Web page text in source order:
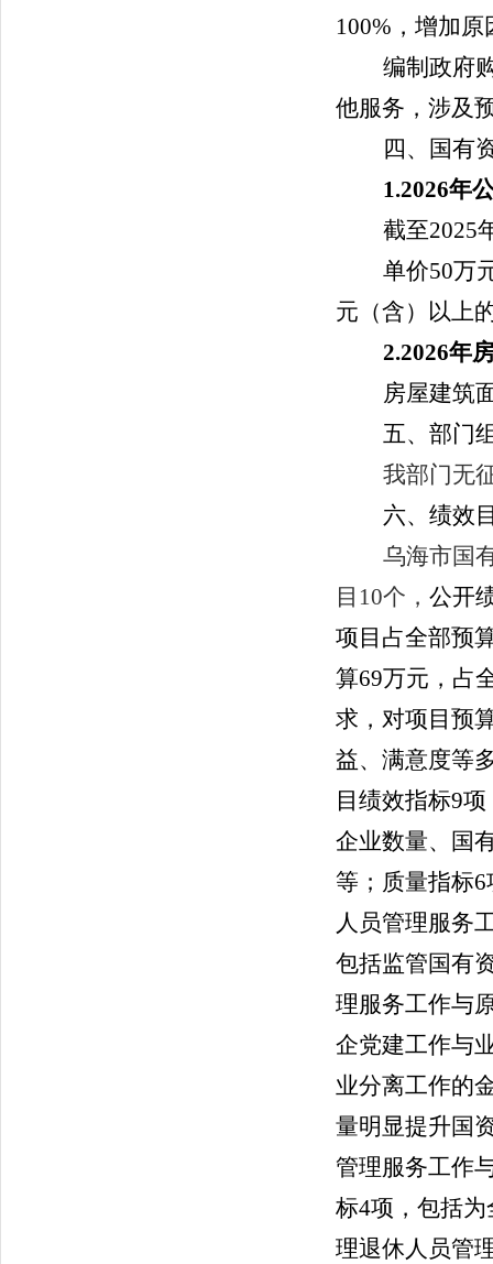
100%，增加原
编制政府
他服务，涉及
四、国有
1.2026年
截至2025
单价50万
元（含）以上
2.2026年
房屋建筑
五、部门
我部门无
六、绩效
乌海市国
目 10个，公开
项目占全部预
算69万元，占
求，对项目预
益、满意度等
目绩效指标9项
企业数量、国
等；质量指标6
人员管理服务
包括监管国有
理服务工作与
企党建工作与
业分离工作的
量明显提升国
管理服务工作
标4项，包括
理退休人员管